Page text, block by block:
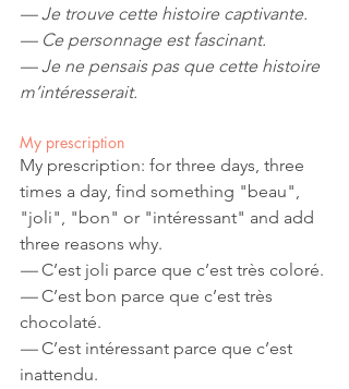
— Je trouve cette histoire captivante.
— Ce personnage est fascinant.
— Je ne pensais pas que cette histoire
m’intéresserait.
My prescription
My prescription: for three days, three
times a day, find something "beau",
"joli", "bon" or "intéressant" and add
three reasons why.
— C’est joli parce que c’est très coloré.
— C’est bon parce que c’est très
chocolaté.
— C’est intéressant parce que c’est
inattendu.